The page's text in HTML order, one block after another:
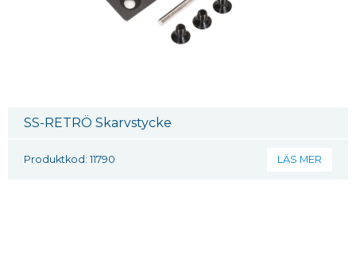
SS-RETRÖ Skarvstycke
Produktkod: 11790 LÄS MER